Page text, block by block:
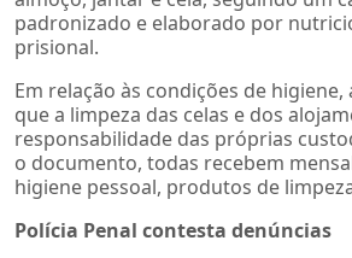
padronizado e elaborado por
prisional.
Em relação às condições de
que a limpeza das celas e dos
responsabilidade das próprias
o documento, todas recebem
higiene pessoal, produtos de
Polícia Penal contesta denúncias